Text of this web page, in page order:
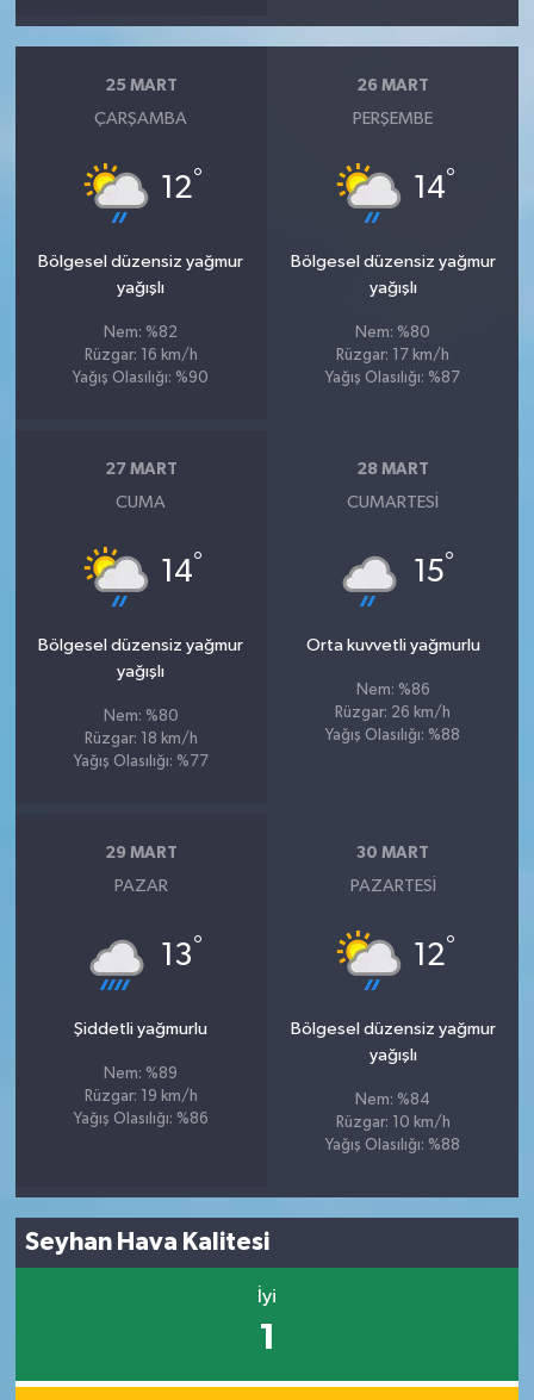
25 MART
ÇARŞAMBA
12°
Bölgesel düzensiz yağmur
yağışlı
Nem: %82
Rüzgar: 16 km/h
Yağış Olasılığı: %90
26 MART
PERŞEMBE
14°
Bölgesel düzensiz yağmur
yağışlı
Nem: %80
Rüzgar: 17 km/h
Yağış Olasılığı: %87
27 MART
CUMA
14°
Bölgesel düzensiz yağmur
yağışlı
Nem: %80
Rüzgar: 18 km/h
Yağış Olasılığı: %77
28 MART
CUMARTESI
15°
Orta kuvvetli yağmurlu
Nem: %86
Rüzgar: 26 km/h
Yağış Olasılığı: %88
29 MART
PAZAR
13°
Şiddetli yağmurlu
Nem: %89
Rüzgar: 19 km/h
Yağış Olasılığı: %86
30 MART
PAZARTESI
12°
Bölgesel düzensiz yağmur
yağışlı
Nem: %84
Rüzgar: 10 km/h
Yağış Olasılığı: %88
Seyhan Hava Kalitesi
İyi
1